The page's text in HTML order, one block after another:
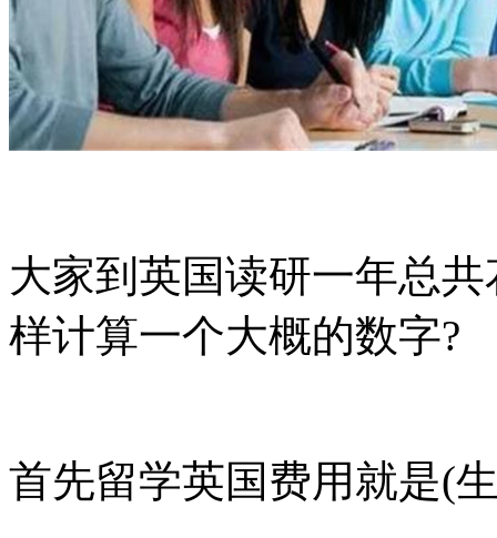
大家到英国读研一年总
样计算一个大概的数字?
首先留学英国费用就是(